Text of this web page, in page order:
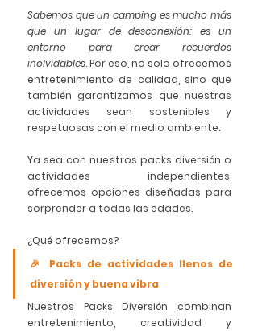
Sabemos que un camping es mucho más
que un lugar de desconexión; es un
entorno para crear recuerdos
inolvidables. Por eso, no solo ofrecemos
entretenimiento de calidad, sino que
también garantizamos que nuestras
actividades sean sostenibles y
respetuosas con el medio ambiente.
Ya sea con nuestros packs diversión o
actividades independientes,
ofrecemos opciones diseñadas para
sorprender a todas las edades.
¿Qué ofrecemos?
🎉 Packs de actividades llenos de
diversión y buena vibra
Nuestros Packs Diversión combinan
entretenimiento, creatividad y